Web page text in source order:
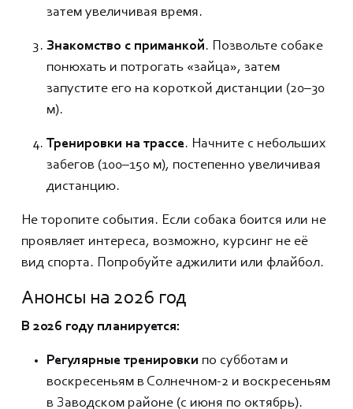
затем увеличивая время.
Знакомство с приманкой. Позвольте собаке
понюхать и потрогать «зайца», затем
запустите его на короткой дистанции (20–30
м).
Тренировки на трассе. Начните с небольших
забегов (100–150 м), постепенно увеличивая
дистанцию.
Не торопите события. Если собака боится или не
проявляет интереса, возможно, курсинг не её
вид спорта. Попробуйте аджилити или флайбол.
Анонсы на 2026 год
В 2026 году планируется:
Регулярные тренировки по субботам и
воскресеньям в Солнечном-2 и воскресеньям
в Заводском районе (с июня по октябрь).